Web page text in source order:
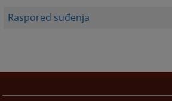
Raspored suđenja